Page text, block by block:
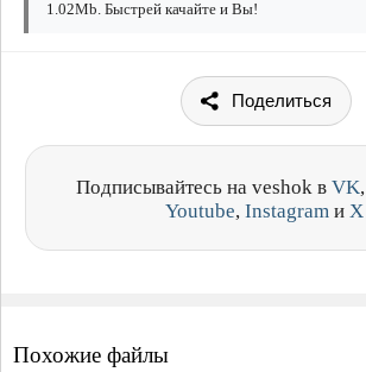
1.02Mb. Быстрей качайте и Вы!
Поделиться
Подписывайтесь на veshok в VK,
Youtube, Instagram и X
Похожие файлы